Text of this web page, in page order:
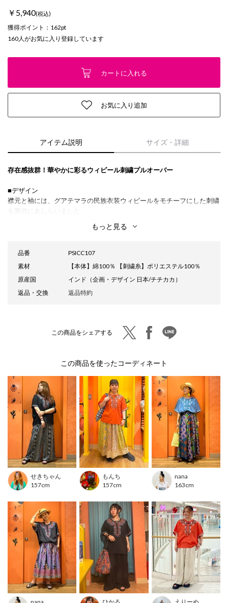
￥5,940(税込)
獲得ポイント： 162pt
160 人がお気に入り登録しています
カートに入れる
お気に入り追加
アイテム説明 サイズ・詳細
存在感抜群！華やかに彩るウィピール刺繍プルオーバー
■デザイン
襟元と袖には、グアテマラの民族衣装ウィピールをモチーフにした刺繍
イストを大人らしく楽しめる一枚に。
にも涼しげな印象を演出。
丸みのあるふんわりとしたドルマンスリーブが気になる腕まわりをやさ
しくカバーし、リラックス感のある大人の着こなしを叶えます。
■サイズ感
柄スカートに合わせてエスニック感たっぷりのコーデに。
シンプルなデニムに合わせるだけでも、華やかなカジュアルコーデが完
成します。
ブラック/ブルー/レッド
■洗濯表示
※液温は30℃を限度とし、手洗いができます。
---------------------------------
透け感：やや透ける
伸縮性：なし
裏地 ：なし
光沢 ：なし
生地の厚さ：薄手
ポケット：なし
---------------------------------
もっと見る
品番
PSICC107
素材
【本体】綿100％ 【刺繍糸】ポリエステル100％
原産国
インド（企画・デザイン 日本/チチカカ）
返品・交換
返品特約
この商品をシェアする twitter facebook
この商品を使ったコーディネート
せきちゃん
157cm
もんち
157cm
nana
163cm